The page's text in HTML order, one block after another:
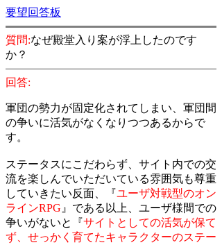
要望回答板
質問:なぜ殿堂入り案が浮上したのです
か？
回答:
軍団の勢力が固定化されてしまい、軍団間
の争いに活気がなくなりつつあるからで
す。
ステータスにこだわらず、サイト内での交
流を楽しんでいただいている雰囲気も尊重
していきたい反面、『ユーザ対戦型のオン
ラインRPG 』である以上、ユーザ様間での
争いがないと『サイトとしての活気が保て
ず、せっかく育てたキャラクターのステー